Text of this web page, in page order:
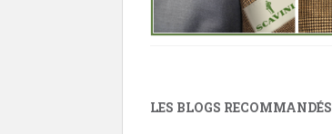
LES BLOGS RECOMMANDÉS